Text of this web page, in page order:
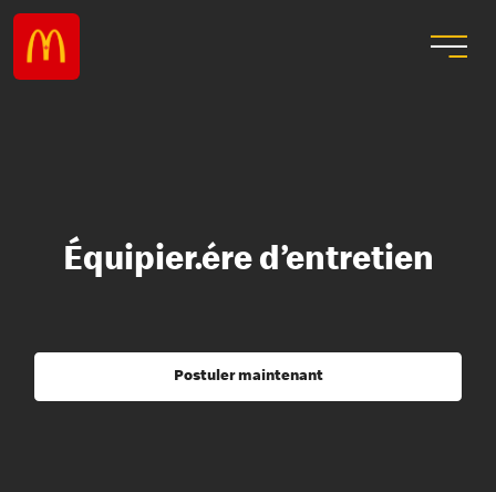
Équipier.ére d’entretien
Postuler maintenant